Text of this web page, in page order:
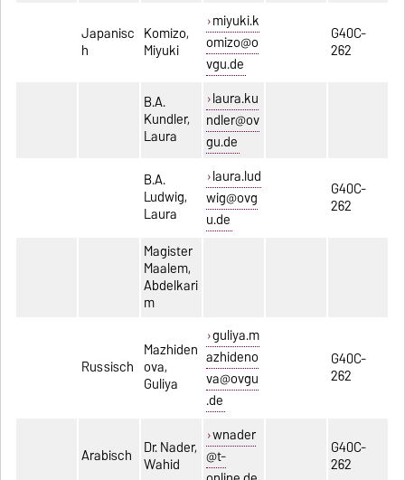
Japanisc
h
Komizo,
Miyuki
miyuki.k
omizo@o
vgu.de
G40C-
262
B.A.
Kundler,
Laura
laura.ku
ndler@ov
gu.de
B.A.
Ludwig,
Laura
laura.lud
wig@ovg
u.de
G40C-
262
Magister
Maalem,
Abdelkari
m
Russisch
Mazhiden
ova,
Guliya
guliya.m
azhideno
va@ovgu
.de
G40C-
262
Arabisch Dr. Nader,
Wahid
wnader
@t-
G40C-
262